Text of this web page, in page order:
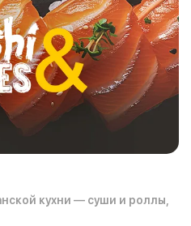
кухни — суши и роллы,